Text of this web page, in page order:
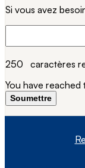
Si vous avez
250 caractères
You have reached
Soumettre